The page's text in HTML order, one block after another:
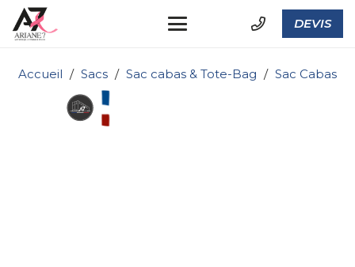
DEVIS
Accueil / Sacs / Sac cabas & Tote-Bag / Sac Cabas